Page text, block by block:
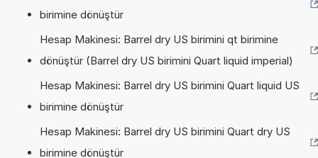
birimine dönüştür
Hesap Makinesi: Barrel dry US birimini qt birimine
dönüştür (Barrel dry US birimini Quart liquid imperial)
Hesap Makinesi: Barrel dry US birimini Quart liquid US
birimine dönüştür
Hesap Makinesi: Barrel dry US birimini Quart dry US
birimine dönüştür